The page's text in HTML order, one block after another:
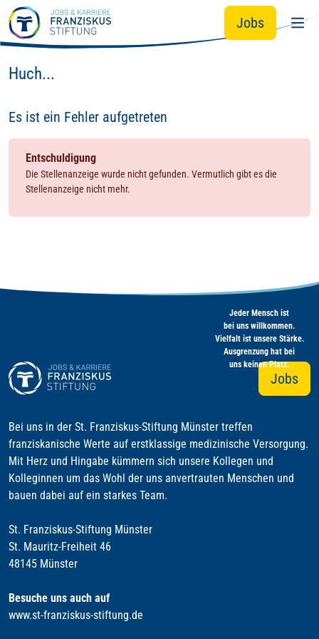
Zum Hauptinhalt springen Jobs
Huch...
Es ist ein Fehler aufgetreten
Entschuldigung
Die Stellenanzeige wurde nicht gefunden. Vermutlich gibt es die
Stellenanzeige nicht mehr.
Jeder Mensch ist
bei uns willkommen.
Vielfalt ist unsere Stärke.
Ausgrenzung hat bei
uns keinen Platz.
Jobs
Bei uns in der St. Franziskus-Stiftung Münster treffen
franziskanische Werte auf erstklassige medizinische Versorgung.
Mit Herz und Hingabe kümmern sich unsere Kollegen und
Kolleginnen um das Wohl der uns anvertrauten Menschen und
bauen dabei auf ein starkes Team.
St. Franziskus-Stiftung Münster
St. Mauritz-Freiheit 46
48145 Münster
Besuche uns auch auf
www.st-franziskus-stiftung.de